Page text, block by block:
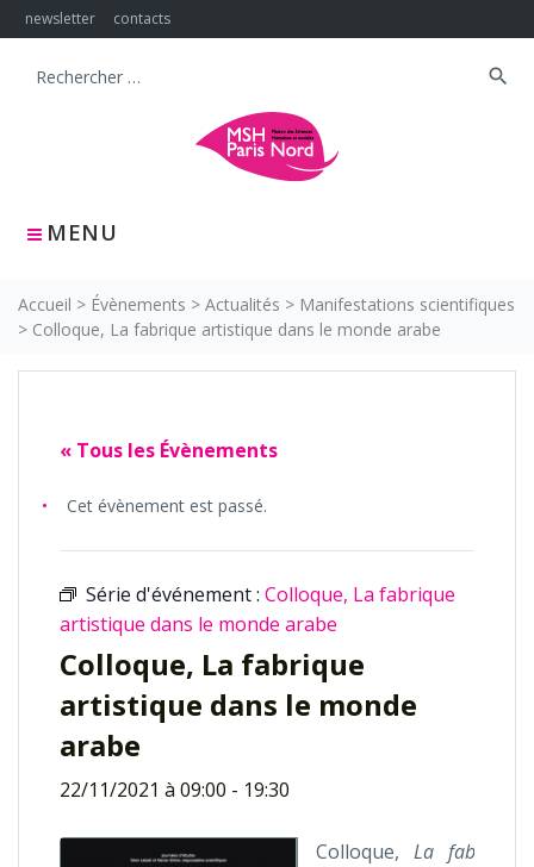
Skip
to
newsletter contacts
MENU
Search
search
Accueil > Évènements > Actualités > Manifestations scientifiques
> Colloque, La fabrique artistique dans le monde arabe
« Tous les Évènements
Cet évènement est passé.
Série d'événement : Colloque, La fabrique
artistique dans le monde arabe
Colloque, La fabrique
artistique dans le monde
arabe
22/11/2021 à 09:00 - 19:30
Colloque, La fabrique